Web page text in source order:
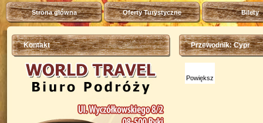
Strona główna Oferty Turystyczne Bilety
Kontakt Przewodnik: Cypr
Powiększ